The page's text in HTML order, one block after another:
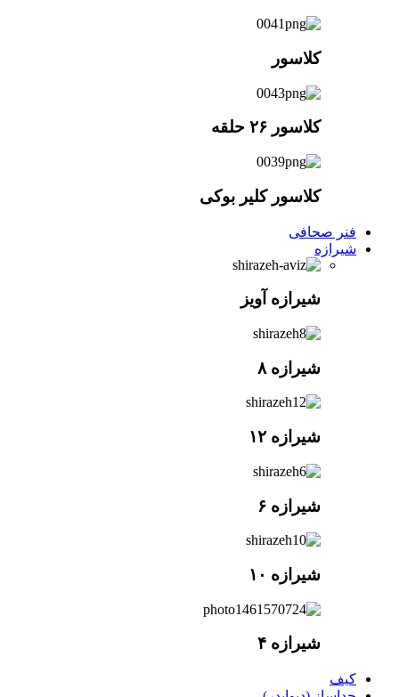
کلاسور
کلاسور ۲۶ حلقه
کلاسور کلیر بوکی
فنر صحافی
شیرازه
شیرازه آویز
شیرازه ۸
شیرازه ۱۲
شیرازه ۶
شیرازه ۱۰
شیرازه ۴
کیف